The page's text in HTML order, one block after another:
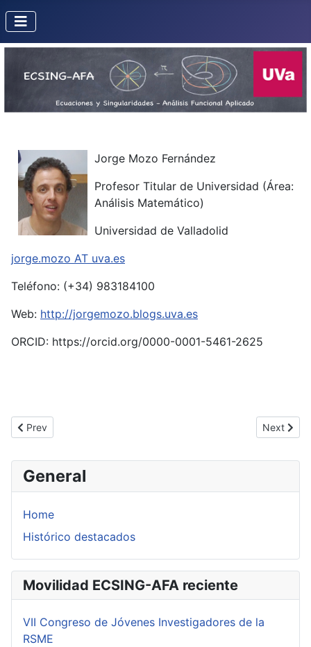
General
Home
Histórico destacados
Movilidad ECSING-AFA reciente
VII Congreso de Jóvenes Investigadores de la
RSME
Jorge Mozo Fernández
Profesor Titular de Universidad (Área:
Análisis Matemático)
Universidad de Valladolid
jorge.mozo AT uva.es
Teléfono: (+34) 983184100
Web: http://jorgemozo.blogs.uva.es
ORCID: https://orcid.org/0000-0001-5461-2625
Previous article: Molina Samper, Beatriz
Prev Next
Next